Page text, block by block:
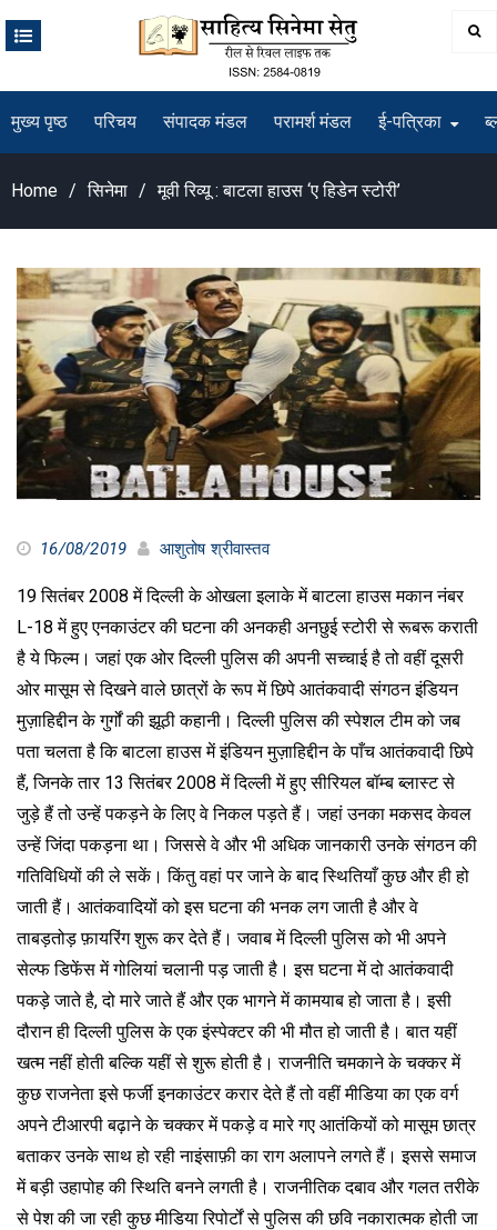
मुख्य पृष्ठ परिचय संपादक मंडल परामर्श मंडल ई-पत्रिका
Home सिनेमा मूवी रिव्यू : बाटला हाउस ‘ए हिडेन स्टोरी’
16/08/2019 आशुतोष श्रीवास्तव
19 सितंबर 2008 में दिल्ली के ओखला इलाके में बाटला हाउस मकान नंबर
L-18 में हुए एनकाउंटर की घटना की अनकही अनछुई स्टोरी से रूबरू कराती
है ये फिल्म। जहां एक ओर दिल्ली पुलिस की अपनी सच्चाई है तो वहीं दूसरी
ओर मासूम से दिखने वाले छात्रों के रूप में छिपे आतंकवादी संगठन इंडियन
मुज़ाहिद्दीन के गुर्गों की झूठी कहानी। दिल्ली पुलिस की स्पेशल टीम को जब
पता चलता है कि बाटला हाउस में इंडियन मुज़ाहिद्दीन के पाँच आतंकवादी छिपे
हैं, जिनके तार 13 सितंबर 2008 में दिल्ली में हुए सीरियल बॉम्ब ब्लास्ट से
जुड़े हैं तो उन्हें पकड़ने के लिए वे निकल पड़ते हैं। जहां उनका मकसद केवल
उन्हें जिंदा पकड़ना था। जिससे वे और भी अधिक जानकारी उनके संगठन की
गतिविधियों की ले सकें। किंतु वहां पर जाने के बाद स्थितियाँ कुछ और ही हो
जाती हैं। आतंकवादियों को इस घटना की भनक लग जाती है और वे
ताबड़तोड़ फ़ायरिंग शुरू कर देते हैं। जवाब में दिल्ली पुलिस को भी अपने
सेल्फ डिफेंस में गोलियां चलानी पड़ जाती है। इस घटना में दो आतंकवादी
पकड़े जाते है, दो मारे जाते हैं और एक भागने में कामयाब हो जाता है। इसी
दौरान ही दिल्ली पुलिस के एक इंस्पेक्टर की भी मौत हो जाती है। बात यहीं
खत्म नहीं होती बल्कि यहीं से शुरू होती है। राजनीति चमकाने के चक्कर में
कुछ राजनेता इसे फर्जी इनकाउंटर करार देते हैं तो वहीं मीडिया का एक वर्ग
अपने टीआरपी बढ़ाने के चक्कर में पकड़े व मारे गए आतंकियों को मासूम छात्र
बताकर उनके साथ हो रही नाइंसाफ़ी का राग अलापने लगते हैं। इससे समाज
में बड़ी उहापोह की स्थिति बनने लगती है। राजनीतिक दबाव और गलत तरीके
से पेश की जा रही कुछ मीडिया रिपोर्टों से पुलिस की छवि नकारात्मक होती जा